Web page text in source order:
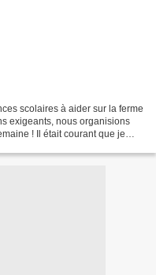
scolaires à aider sur la ferme
exigeants, nous organisions
! Il était courant que je